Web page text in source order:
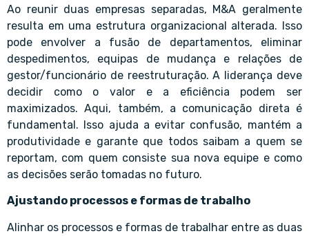
Ao reunir duas empresas separadas, M&A geralmente
resulta em uma estrutura organizacional alterada. Isso
pode envolver a fusão de departamentos, eliminar
despedimentos, equipas de mudança e relações de
gestor/funcionário de reestruturação. A liderança deve
decidir como o valor e a eficiência podem ser
maximizados. Aqui, também, a comunicação direta é
fundamental. Isso ajuda a evitar confusão, mantém a
produtividade e garante que todos saibam a quem se
reportam, com quem consiste sua nova equipe e como
as decisões serão tomadas no futuro.
Ajustando processos e formas de trabalho
Alinhar os processos e formas de trabalhar entre as duas